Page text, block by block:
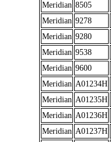
Meridian 8505
Meridian 9278
Meridian 9280
Meridian 9538
Meridian 9600
Meridian A01234H
Meridian A01235H
Meridian A01236H
Meridian A01237H